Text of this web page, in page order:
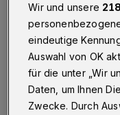
Wuppertal·Die
Bergische Land
Zusätzlich zu
Ziegler und Dr.
und
Annika Spathmann
Geschäftsführerin
Wir und unsere 218
eindeutige
Auswahl von OK
für die unter „Wir
Daten, um Ihnen
Zwecke. Durch